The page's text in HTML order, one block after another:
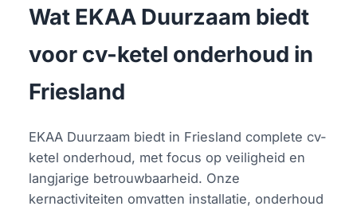
Wat EKAA Duurzaam biedt
voor cv-ketel onderhoud in
Friesland
EKAA Duurzaam biedt in Friesland complete cv-
ketel onderhoud, met focus op veiligheid en
langjarige betrouwbaarheid. Onze
kernactiviteiten omvatten installatie, onderhoud